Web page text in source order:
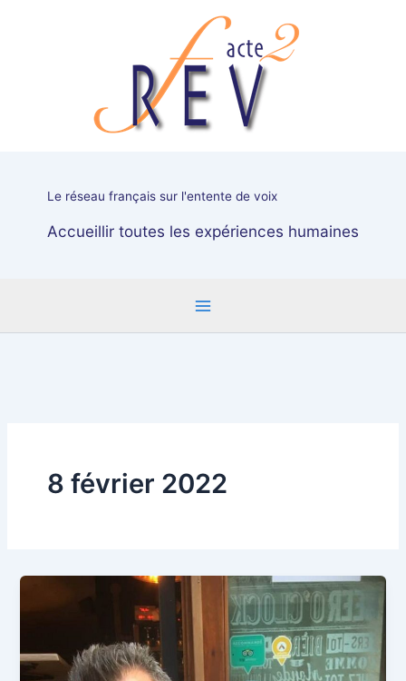
Le réseau français sur l'entente de voix
Accueillir toutes les expériences humaines
8 février 2022